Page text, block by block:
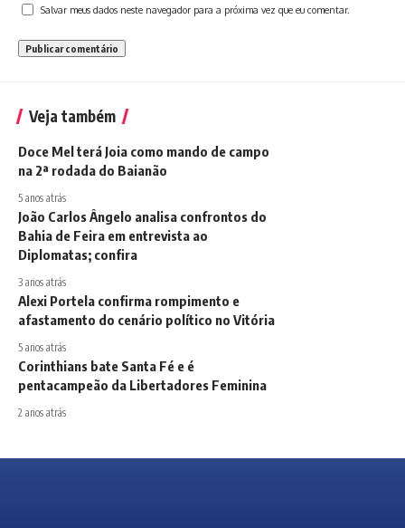
Salvar meus dados neste navegador para a próxima vez que eu comentar.
Veja também
Doce Mel terá Joia como mando de campo
na 2ª rodada do Baianão
5 anos atrás
João Carlos Ângelo analisa confrontos do
Bahia de Feira em entrevista ao
Diplomatas; confira
3 anos atrás
Alexi Portela confirma rompimento e
afastamento do cenário político no Vitória
5 anos atrás
Corinthians bate Santa Fé e é
pentacampeão da Libertadores Feminina
2 anos atrás